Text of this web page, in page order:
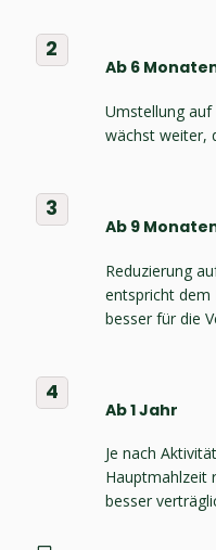
2
Ab 6
Umstellung auf
wächst weiter,
3
Ab 9
Reduzierung
entspricht dem
besser für die
4
Ab 1 Jahr
Je nach
Hauptmahlzeit
besser